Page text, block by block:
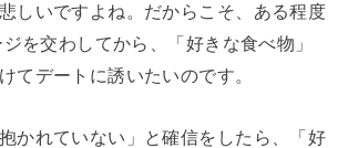
しいですよね。だからこそ、ある程度
を交わしてから、「好きな食べ物」
てデートに誘いたいのです。
かれていない」と確信をしたら、「好